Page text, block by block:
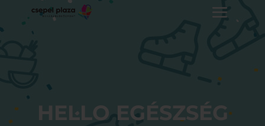
HELLO EGÉSZSÉG